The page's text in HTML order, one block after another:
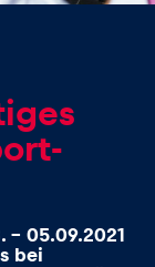
- 05.09.2021
bei